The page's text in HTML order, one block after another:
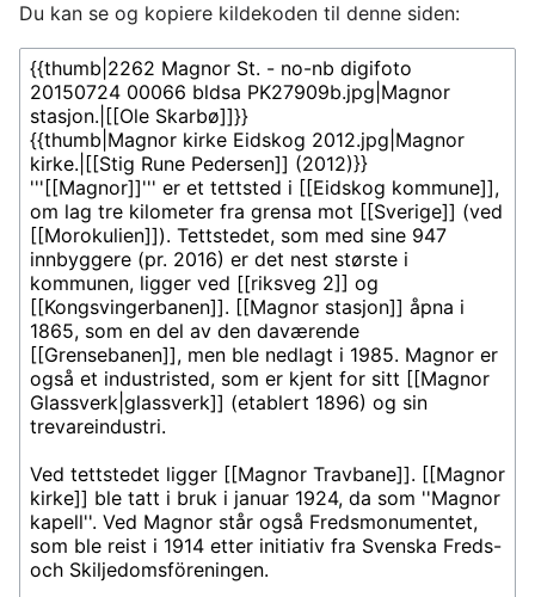
Du kan se og kopiere kildekoden til denne siden: